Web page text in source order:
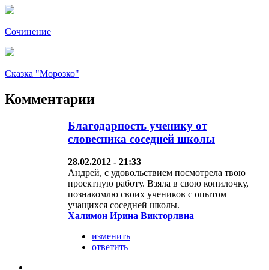
Сочинение
Сказка "Морозко"
Комментарии
Благодарность ученику от
словесника соседней школы
28.02.2012 - 21:33
Андрей, с удовольствием посмотрела твою
проектную работу. Взяла в свою копилочку,
познакомлю своих учеников с опытом
учащихся соседней школы.
Халимон Ирина Викторлвна
изменить
ответить